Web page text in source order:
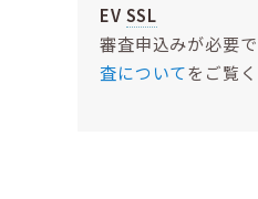
EV SSL
審査申込みが必要で
査についてをご覧く